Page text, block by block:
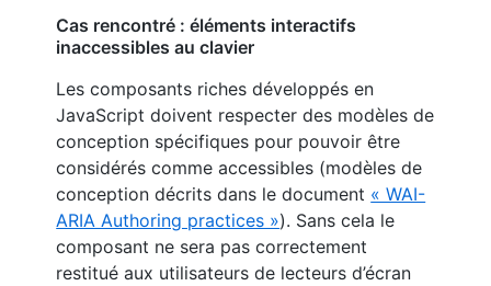
Cas rencontré : éléments interactifs
inaccessibles au clavier
Les composants riches développés en
JavaScript doivent respecter des modèles de
conception spécifiques pour pouvoir être
considérés comme accessibles (modèles de
conception décrits dans le document « WAI-
ARIA Authoring practices »). Sans cela le
composant ne sera pas correctement
restitué aux utilisateurs de lecteurs d’écran